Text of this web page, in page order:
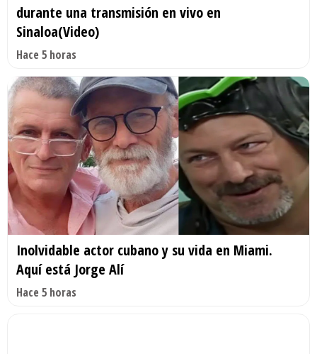
durante una transmisión en vivo en
Sinaloa(Video)
Hace 5 horas
Inolvidable actor cubano y su vida en Miami.
Aquí está Jorge Alí
Hace 5 horas